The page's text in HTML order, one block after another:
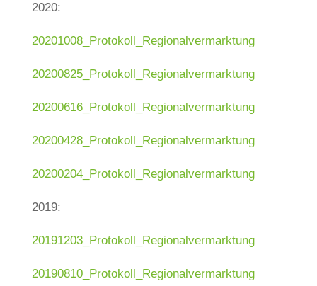
2020:
20201008_Protokoll_Regionalvermarktung
20200825_Protokoll_Regionalvermarktung
20200616_Protokoll_Regionalvermarktung
20200428_Protokoll_Regionalvermarktung
20200204_Protokoll_Regionalvermarktung
2019:
20191203_Protokoll_Regionalvermarktung
20190810_Protokoll_Regionalvermarktung